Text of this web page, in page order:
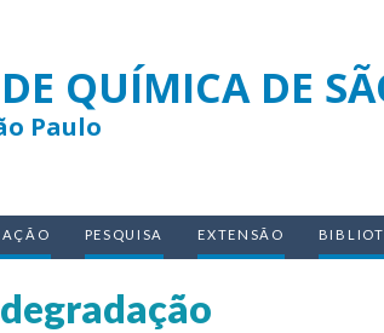
QUÍMICA DE
Paulo
PESQUISA EXTENSÃO
degradação